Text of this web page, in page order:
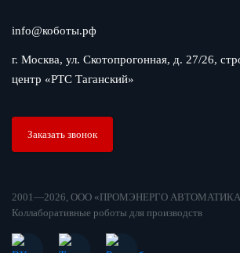
info@коботы.рф
г. Москва, ул. Скотопрогонная, д. 27/26,
центр «РТС Таганский»
Заказать звонок
2001—2026, ООО «ПРОМЭНЕРГО
Коллаборативные роботы для производств